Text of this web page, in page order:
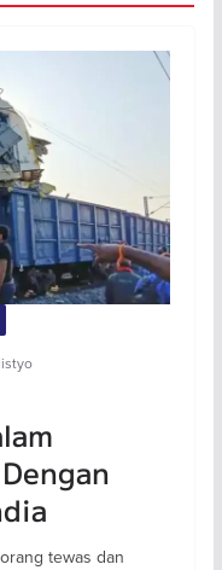
tewas dan